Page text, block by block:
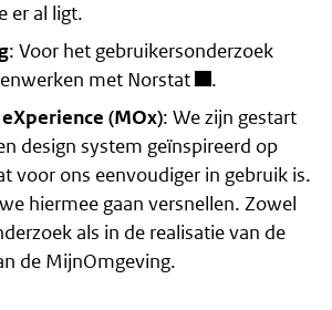
er al ligt.
: Voor het gebruikersonderzoek
met Norstat
.
(MOx): We zijn gestart
design system geïnspireerd op
voor ons eenvoudiger in gebruik is.
hiermee gaan versnellen. Zowel
als in de realisatie van de
de MijnOmgeving.